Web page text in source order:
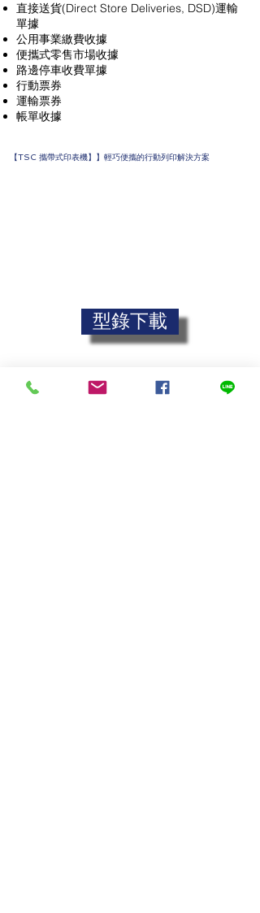
直接送貨(Direct Store Deliveries, DSD)運輸
單據
公用事業繳費收據
便攜式零售市場收據
路邊停車收費單據
行動票券
運輸票券
帳單收據
【TSC 攜帶式印表機】】輕巧便攜的行動列印解決方案
型錄下載